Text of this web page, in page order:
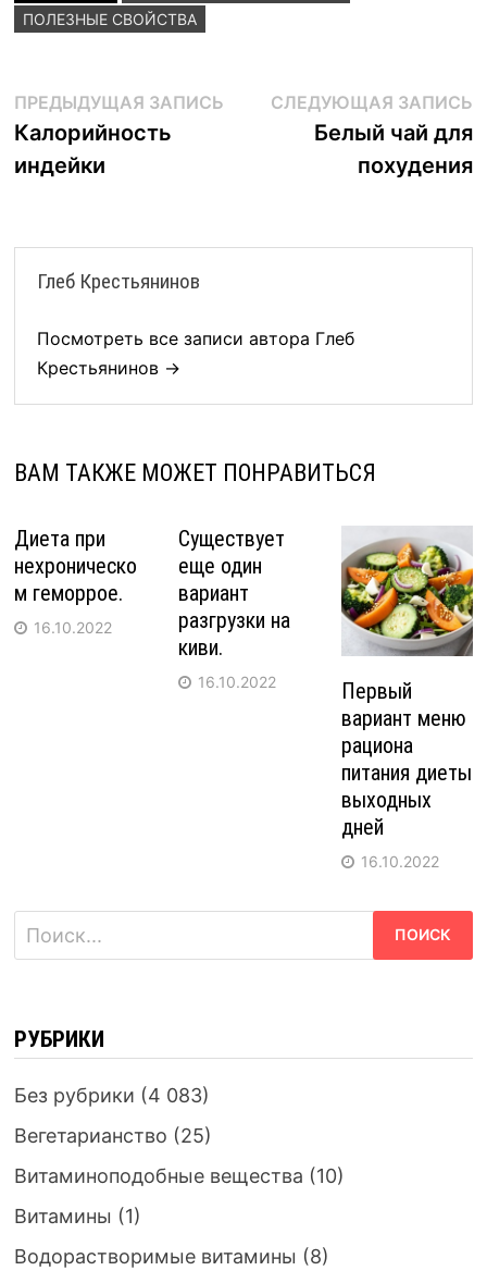
ПОЛЕЗНЫЕ СВОЙСТВА
Навигация
по
записям
ПРЕДЫДУЩАЯ ЗАПИСЬПредыдущая
Калорийность
индейки
СЛЕДУЮЩАЯ ЗАПИСЬ
Белый чай для
похудения
Глеб Крестьянинов
Посмотреть все записи автора Глеб
Крестьянинов →
ВАМ ТАКЖЕ МОЖЕТ ПОНРАВИТЬСЯ
Диета при
нехроническо
м геморрое.
16.10.2022
Существует
еще один
вариант
разгрузки на
киви.
16.10.2022
Первый
вариант меню
рациона
питания диеты
выходных
дней
16.10.2022
Найти:
РУБРИКИ
Без рубрики (4 083)
Вегетарианство (25)
Витаминоподобные вещества (10)
Витамины (1)
Водорастворимые витамины (8)